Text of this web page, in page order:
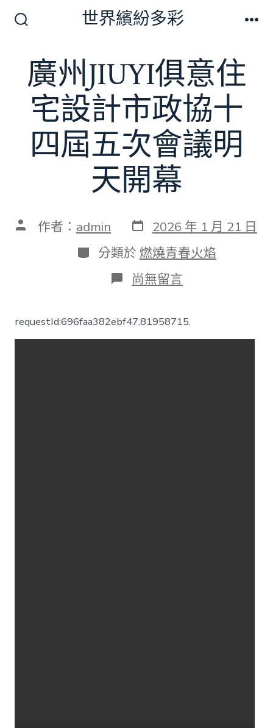
切
換
開
關
世界繽紛多彩
廣州JIUYI俱意住
宅設計市政協十
四屆五次會議明
天開幕
文 作者： admin 發
表
日
期
2026 年 1 月 21 日
分
類
分類於 燃燒青春火焰
在
〈廣
JIUYI
俱
意
尚無留言
requestId:696faa382ebf47.81958715.